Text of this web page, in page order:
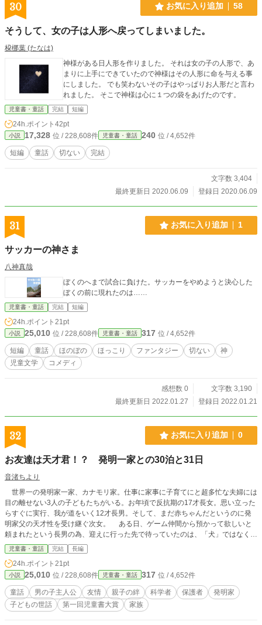
30 お気に入り追加 58
そうして、女の子は人形へ戻ってしまいました。
桗梛葉 (たなは)
神様がある日人形を作りました。 それは女の子の人形で、あ
まりに上手にできていたので神様はその人形に命を与える事
にしました。 でも笑わないその子はやっぱりお人形だと言わ
れました。 そこで神様は心に１つの袋をあげたのです。
児童書・童話 完結 短編
24h.ポイント 42pt
小説 17,328 位 / 228,608件 児童書・童話 240 位 / 4,652件
短編 童話 切ない 完結
文字数 3,404
最終更新日 2020.06.09
登録日 2020.06.09
31 お気に入り追加 1
サッカーの神さま
八神真哉
ぼくのへまで試合に負けた。サッカーをやめようと決心した
ぼくの前に現れたのは……
児童書・童話 完結 短編
24h.ポイント 21pt
小説 25,010 位 / 228,608件 児童書・童話 317 位 / 4,652件
短編 童話 ほのぼの ほっこり ファンタジー 切ない
神
児童文学
コメディ
感想数 0
文字数 3,190
最終更新日 2022.01.27
登録日 2022.01.21
32 お気に入り追加 0
お友達は天才君！？ 発明一家との30泊と31日
音渚ちより
世界一の発明家一家、カナモリ家。仕事に家事に子育てにと超多忙な夫婦には
目の離せない3人の子どもたちがいる。お年頃で反抗期の17才長女。思い立った
らすぐに実行、我が道をいく12才長男。そして、まだ赤ちゃんだというのに発
明家父の天才性を受け継ぐ次女。 ある日、ゲーム仲間から預かって欲しいと
頼まれたという長男の為、迎えに行った先で待っていたのは、「犬」ではなく1
2才の男の子だった。 夏休みの間、彼が過ごす発明一家の生活は何もかもが普
通ではない。
児童書・童話 完結 長編
24h.ポイント 21pt
小説 25,010 位 / 228,608件 児童書・童話 317 位 / 4,652件
童話 男の子主人公 友情 親子の絆 科学者 保護者
発明家
子どもの世話
第一回児童書大賞 家族